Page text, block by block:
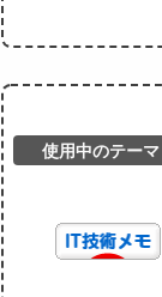
使用中のテーマ